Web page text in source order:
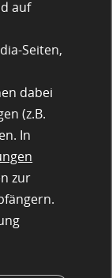
und die
noch zu
mit?“
persönlich
dieser
ob die
auf
Seiten,
dabei
(z.B.
In
zur